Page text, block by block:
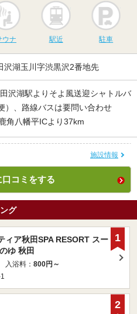
サウナ
ウナ 駅近 駐車
沢湖玉川字渋黒沢2番地先
沢湖駅よりそよ風送迎シャトルバ
）、路線バスは要問い合わせ
角八幡平ICより37km
施設情報
コミをする
グ
ィア秋田SPA RESORT スー
ゆ 秋田
入浴料： 800円～
1
2